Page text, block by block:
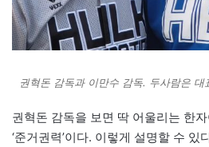
권혁돈 감독과 이만수 감독. 두사람은 대
권혁돈 감독을 보면 딱 어울리는 한
‘준거권력’이다. 이렇게 설명할 수 있